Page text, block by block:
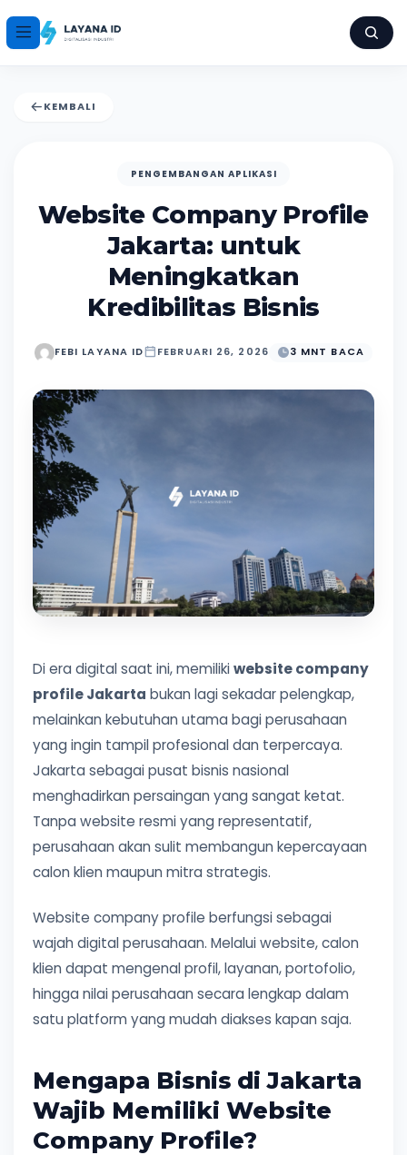
KEMBALI
PENGEMBANGAN APLIKASI
Website Company Profile
Jakarta: untuk
Meningkatkan
Kredibilitas Bisnis
FEBI LAYANA ID FEBRUARI 26, 2026 3 MNT BACA
Di era digital saat ini, memilikiwebsite company
profile Jakarta bukan lagi sekadar pelengkap,
melainkan kebutuhan utama bagi perusahaan
yang ingin tampil profesional dan terpercaya.
Jakarta sebagai pusat bisnis nasional
menghadirkan persaingan yang sangat ketat.
Tanpa website resmi yang representatif,
perusahaan akan sulit membangun kepercayaan
calon klien maupun mitra strategis.
Website company profile berfungsi sebagai
wajah digital perusahaan. Melalui website, calon
klien dapat mengenal profil, layanan, portofolio,
hingga nilai perusahaan secara lengkap dalam
satu platform yang mudah diakses kapan saja.
Mengapa Bisnis di Jakarta
Wajib Memiliki Website
Company Profile?